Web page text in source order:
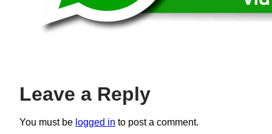
Leave a Reply
You must be logged in to post a comment.